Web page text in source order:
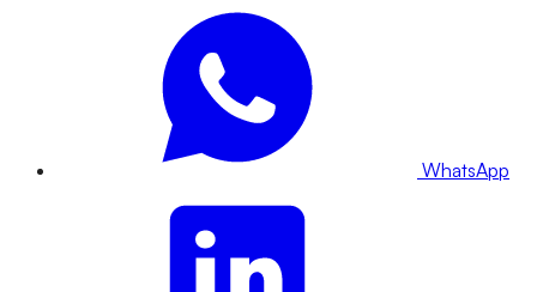
WhatsApp